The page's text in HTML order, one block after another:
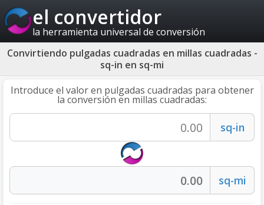
el convertidor
la herramienta universal de conversión
Convirtiendo pulgadas cuadradas en millas cuadradas -
sq-in en sq-mi
Introduce el valor en pulgadas cuadradas para obtener
la conversión en millas cuadradas: